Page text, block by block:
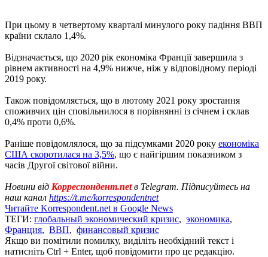
При цьому в четвертому кварталі минулого року падіння ВВП
країни склало 1,4%.
Відзначається, що 2020 рік економіка Франції завершила з
рівнем активності на 4,9% нижче, ніж у відповідному періоді
2019 року.
Також повідомляється, що в лютому 2021 року зростання
споживчих цін сповільнилося в порівнянні із січнем і склав
0,4% проти 0,6%.
Раніше повідомлялося, що за підсумками 2020 року економіка
США скоротилася на 3,5%, що є найгіршим показником з
часів Другої світової війни.
Новини від Корреспондент.netв Telegram. Підписуйтесь на
наш канал https://t.me/korrespondentnet
Читайте Korrespondent.net в Google News
ТЕГИ: глобальный экономический кризис, экономика,
Франция, ВВП, финансовый кризис
Якщо ви помітили помилку, виділіть необхідний текст і
натисніть Ctrl + Enter, щоб повідомити про це редакцію.